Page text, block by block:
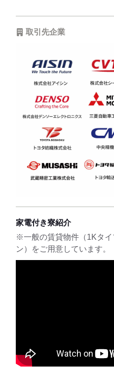
取引先企業
家電付き寮紹介
※一般の賃貸物件（1Kタイ
ン）をご用意しています。